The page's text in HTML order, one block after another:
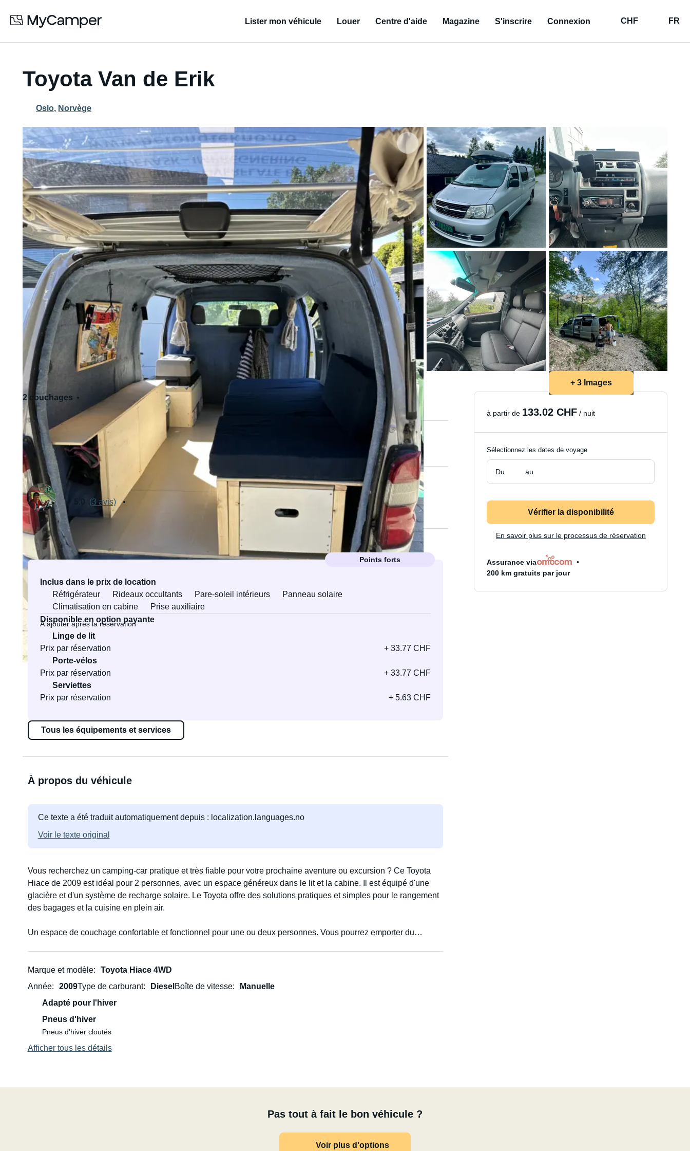
Lister mon véhicule Louer Centre d'aide Magazine S'inscrire Connexion CHF FR
Toyota Van de Erik
Oslo, Norvège
+ 3 Images
2 couchages
3 siège(s)
Permis de conduire standard - Cat. B
Loué par Erik
5.0 (3 avis) Propriétaire vérifié·e
Équipements et services
Points forts
Inclus dans le prix de location
Réfrigérateur
Rideaux occultants Pare-soleil intérieurs
Panneau solaire
Climatisation en cabine
Prise auxiliaire
Disponible en option payante
À ajouter après la réservation
Linge de lit
Prix par réservation
+ 33.77 CHF
Porte-vélos
Prix par réservation
+ 33.77 CHF
Serviettes
Prix par réservation
+ 5.63 CHF
Tous les équipements et services
À propos du véhicule
Ce texte a été traduit automatiquement depuis : localization.languages.no
Voir le texte original
Vous recherchez un camping-car pratique et très fiable pour votre prochaine aventure ou excursion ? Ce Toyota
Hiace de 2009 est idéal pour 2 personnes, avec un espace généreux dans le lit et la cabine. Il est équipé d'une
glacière et d'un système de recharge solaire. Le Toyota offre des solutions pratiques et simples pour le rangement
des bagages et la cuisine en plein air.
Un espace de couchage confortable et fonctionnel pour une ou deux personnes. Vous pourrez emporter du
N'hésitez pas à me contacter si vous avez des questions. Cordialement, Erik
Marque et modèle
Toyota Hiace 4WD
Année
2009Type de carburant Diesel Boîte de vitesse
Manuelle
Adapté pour l'hiver
Pneus d'hiver
Pneus d'hiver cloutés
Afficher tous les détails
Pas tout à fait le bon véhicule ?
Voir plus d'options
à partir de 133.02 CHF / nuit
Sélectionnez les dates de voyage
Du au
Vérifier la disponibilité
En savoir plus sur le processus de réservation
Assurance via
200 km gratuits par jour